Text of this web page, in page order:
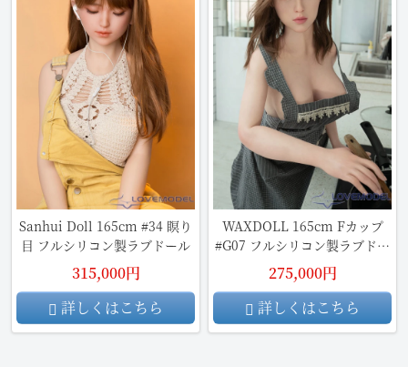
Sanhui Doll 165cm #34 瞑り
目 フルシリコン製ラブドール
315,000円
詳しくはこちら
WAXDOLL 165cm Fカップ
#G07 フルシリコン製ラブドー
ル
275,000円
詳しくはこちら